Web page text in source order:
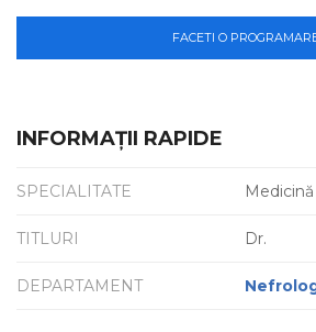
FACETI O
INFORMAȚII RAPIDE
SPECIALITATE
TITLURI Dr.
DEPARTAMENT